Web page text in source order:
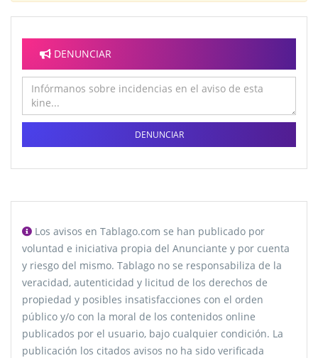
DENUNCIAR
DENUNCIAR
Los avisos en Tablago.com se han publicado por
voluntad e iniciativa propia del Anunciante y por cuenta
y riesgo del mismo. Tablago no se responsabiliza de la
veracidad, autenticidad y licitud de los derechos de
propiedad y posibles insatisfacciones con el orden
público y/o con la moral de los contenidos online
publicados por el usuario, bajo cualquier condición. La
publicación los citados avisos no ha sido verificada